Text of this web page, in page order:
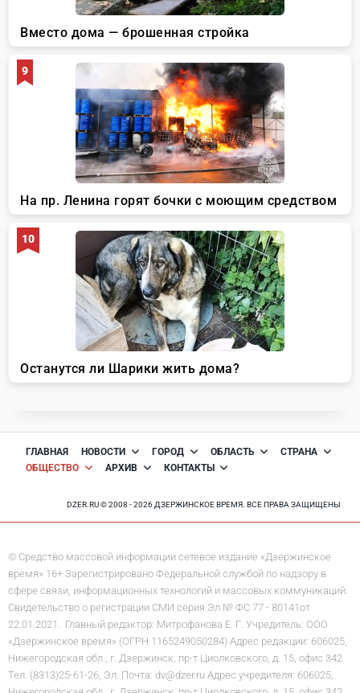
ГЛАВНАЯ НОВОСТИ ГОРОД ОБЛАСТЬ
СТРАНА
ОБЩЕСТВО
АРХИВ КОНТАКТЫ
DZER.RU © 2008 - 2026 ДЗЕРЖИНСКОЕ ВРЕМЯ. ВСЕ ПРАВА ЗАЩИЩЕНЫ
© Средство массовой информации сетевое издание «Дзержинское
время» 16+ Зарегистрировано Федеральной службой по надзору в
сфере связи, информационных технологий и массовых коммуникаций.
Свидетельство о регистрации СМИ серия Эл № ФС 77 - 80141от
22.01.2021. Главный редактор: Митрофанова Е. Г. Учредитель: ООО
«Дзержинское время» (ОГРН 1165249050284) Адрес редакции: 606025,
Нижегородская обл., г. Дзержинск, пр-т Циолковского, д. 15, офис 342
Тел. (8313)25-61-26, Эл. Почта: dv@dzer.ru Адрес учредителя: 606025,